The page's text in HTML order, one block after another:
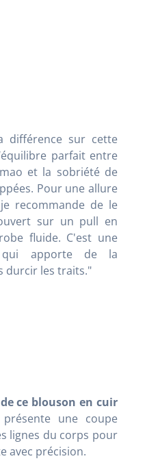
différence sur cette
parfait entre
et la sobriété de
Pour une allure
recommande de le
sur un pull en
fluide. C'est une
qui apporte de la
durcir les traits."
ce blouson en cuir
une coupe
lignes du corps pour
avec précision.